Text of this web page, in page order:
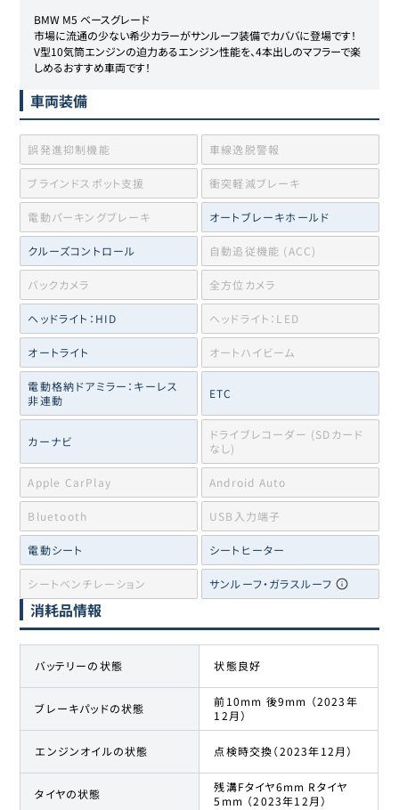
BMW M5 ベースグレード
市場に流通の少ない希少カラーがサンルーフ装備でカババに登場です！
V型10気筒エンジンの迫力あるエンジン性能を、4本出しのマフラーで楽
しめるおすすめ車両です！
車両装備
誤発進抑制機能 車線逸脱警報
ブラインドスポット支援 衝突軽減ブレーキ
電動パーキングブレーキ オートブレーキホールド
クルーズコントロール 自動追従機能 (ACC)
バックカメラ 全方位カメラ
ヘッドライト：HID ヘッドライト：LED
オートライト オートハイビーム
電動格納ドアミラー：キーレス
非連動
ETC
カーナビ
ドライブレコーダー (SDカード
なし)
Apple CarPlay Android Auto
Bluetooth USB入力端子
電動シート シートヒーター
シートベンチレーション サンルーフ・ガラスルーフ
消耗品情報
バッテリーの状態 状態良好
ブレーキパッドの状態
前10mm 後9mm （2023年
12月）
エンジンオイルの状態 点検時交換（2023年12月）
タイヤの状態
残溝Fタイヤ6mm Rタイヤ
5mm （2023年12月）